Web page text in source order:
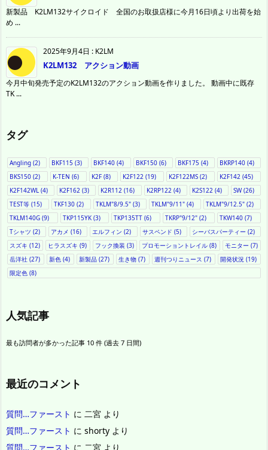
新製品 K2LM132サイクロイド 全国のお取扱店様に今月16日頃より出荷を始
め ...
2025年9月4日 : K2LM
K2LM132 アクション動画
今月中旬発売予定のK2LM132のアクション動画を作りました。 動画中に既存
TK ...
タグ
Angling (2) BKF115 (3) BKF140 (4) BKF150(6) BKF175(4) BKRP140(4)
BKS150 (2) K-TEN (6) K2F(8) K2F122 (19) K2F122MS (2) K2F142 (45)
K2F142WL (4) K2F162 (3) K2R112 (16) K2RP122(4) K2S122(4) SW(26)
TEST等 (15) TKF130(2) TKLM"8/9.5"(3) TKLM"9/11" (4) TKLM"9/12.5" (2)
TKLM140G (9) TKP115YK(3) TKP135TT (6) TKRP"9/12"(2) TKW140 (7)
Tシャツ (2) アカメ (16) エルフィン (2) サスペンド (5) シーバスパーティー (2)
スズキ (12) ヒラスズキ (9) フック換装(3) プロモーショントレイル (8) モニター (7)
岳洋社 (27) 新色 (4) 新製品 (27) 生き物 (7) 週刊つりニュース (7) 開発状況 (19)
限定色 (8)
人気記事
最も訪問者が多かった記事 10 件 (過去 7 日間)
最近のコメント
質問…ファースト に 二宮 より
質問…ファースト に shorty より
質問…ファースト に 二宮 より